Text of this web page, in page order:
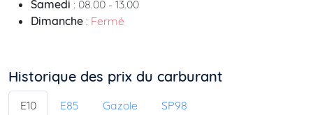
Samedi : 08.00 - 13.00
Dimanche : Fermé
Historique des prix du carburant
E10 E85 Gazole SP98